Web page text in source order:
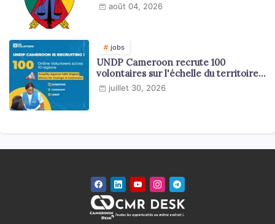
août 04, 2026
jobs
UNDP Cameroon recrute 100
volontaires sur l'échelle du territoire
national
juillet 30, 2026